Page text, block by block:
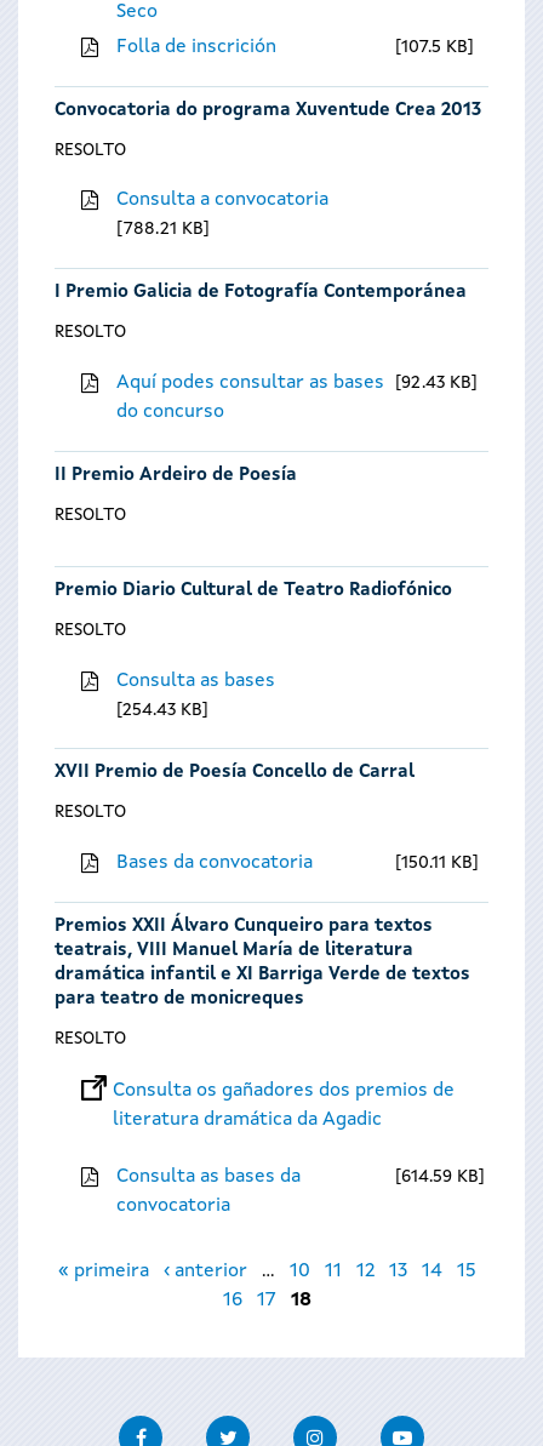
Seco
Folla de inscrición 107.5 KB
Convocatoria do programa Xuventude Crea 2013
RESOLTO
Consulta a convocatoria
788.21 KB
I Premio Galicia de Fotografía Contemporánea
RESOLTO
Aquí podes consultar as bases
do concurso
92.43 KB
II Premio Ardeiro de Poesía
RESOLTO
Premio Diario Cultural de Teatro Radiofónico
RESOLTO
Consulta as bases
254.43 KB
XVII Premio de Poesía Concello de Carral
RESOLTO
Bases da convocatoria 150.11 KB
Premios XXII Álvaro Cunqueiro para textos
teatrais, VIII Manuel María de literatura
dramática infantil e XI Barriga Verde de textos
para teatro de monicreques
RESOLTO
Consulta os gañadores dos premios de
literatura dramática da Agadic
Consulta as bases da
convocatoria
614.59 KB
Páxinas
« primeira ‹ anterior … 10 11 12 13 14
15
16
17 18
FacebookTwitter InstagramYoutube